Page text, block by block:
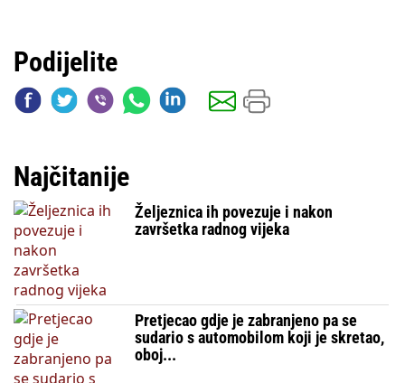
Podijelite
Najčitanije
Željeznica ih povezuje i nakon
završetka radnog vijeka
Pretjecao gdje je zabranjeno pa se
sudario s automobilom koji je skretao,
oboj...